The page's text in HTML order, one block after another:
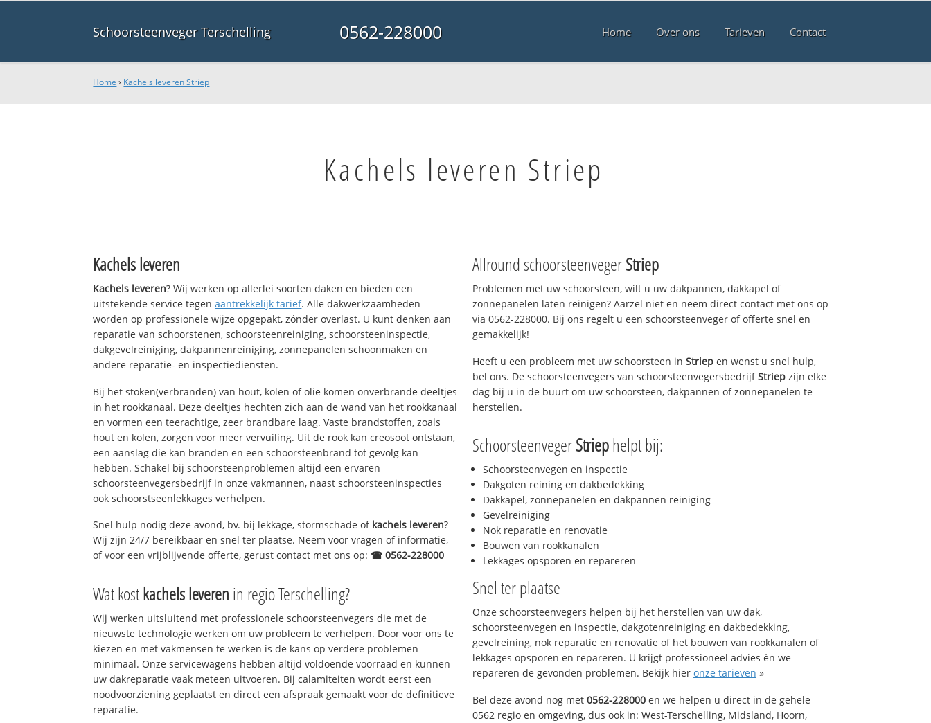
Schoorsteenveger Terschelling 0562-228000 Home Over ons Tarieven Contact
Home › Kachels leveren Striep
Kachels leveren Striep
Kachels leveren
Kachels leveren? Wij werken op allerlei soorten daken en bieden een
uitstekende service tegenaantrekkelijk tarief. Alle dakwerkzaamheden
worden op professionele wijze opgepakt, zónder overlast. U kunt denken aan
reparatie van schoorstenen, schoorsteenreiniging, schoorsteeninspectie,
dakgevelreiniging, dakpannenreiniging, zonnepanelen schoonmaken en
andere reparatie- en inspectiediensten.
Bij het stoken(verbranden) van hout, kolen of olie komen onverbrande deeltjes
in het rookkanaal. Deze deeltjes hechten zich aan de wand van het rookkanaal
en vormen een teerachtige, zeer brandbare laag. Vaste brandstoffen, zoals
hout en kolen, zorgen voor meer vervuiling. Uit de rook kan creosoot ontstaan,
een aanslag die kan branden en een schoorsteenbrand tot gevolg kan
hebben. Schakel bij schoorsteenproblemen altijd een ervaren
schoorsteenvegersbedrijf in onze vakmannen, naast schoorsteeninspecties
ook schoorstseenlekkages verhelpen.
Snel hulp nodig deze avond, bv. bij lekkage, stormschade of kachels leveren?
Wij zijn 24/7 bereikbaar en snel ter plaatse. Neem voor vragen of informatie,
of voor een vrijblijvende offerte, gerust contact met ons op: ☎ 0562-228000
Wat kostkachels leveren in regio Terschelling?
Wij werken uitsluitend met professionele schoorsteenvegers die met de
nieuwste technologie werken om uw probleem te verhelpen. Door voor ons te
kiezen en met vakmensen te werken is de kans op verdere problemen
minimaal. Onze servicewagens hebben altijd voldoende voorraad en kunnen
uw dakreparatie vaak meteen uitvoeren. Bij calamiteiten wordt eerst een
noodvoorziening geplaatst en direct een afspraak gemaakt voor de definitieve
reparatie.
Allround schoorsteenvegerStriep
Problemen met uw schoorsteen, wilt u uw dakpannen, dakkapel of
zonnepanelen laten reinigen? Aarzel niet en neem direct contact met ons op
via 0562-228000. Bij ons regelt u een schoorsteenveger of offerte snel en
gemakkelijk!
Heeft u een probleem met uw schoorsteen in Striep en wenst u snel hulp,
bel ons. De schoorsteenvegers van schoorsteenvegersbedrijfStriep zijn elke
dag bij u in de buurt om uw schoorsteen, dakpannen of zonnepanelen te
herstellen.
SchoorsteenvegerStriephelpt bij:
Schoorsteenvegen en inspectie
Dakgoten reining en dakbedekking
Dakkapel, zonnepanelen en dakpannen reiniging
Gevelreiniging
Nok reparatie en renovatie
Bouwen van rookkanalen
Lekkages opsporen en repareren
Snel ter plaatse
Onze schoorsteenvegers helpen bij het herstellen van uw dak,
schoorsteenvegen en inspectie, dakgotenreiniging en dakbedekking,
gevelreining, nok reparatie en renovatie of het bouwen van rookkanalen of
lekkages opsporen en repareren. U krijgt professioneel advies én we
repareren de gevonden problemen. Bekijk hier onze tarieven »
Bel deze avond nog met 0562-228000 en we helpen u direct in de gehele
0562 regio en omgeving, dus ook in: West-Terschelling, Midsland, Hoorn,